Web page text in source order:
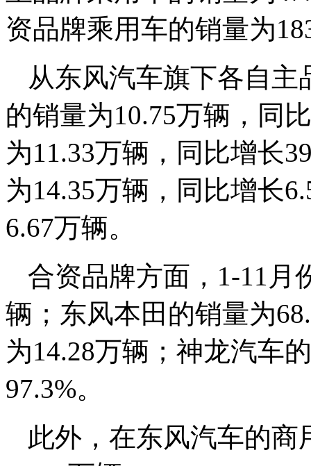
资品牌乘用车的销量为
从东风汽车旗下各自主
的销量为10.75万辆，同
为11.33万辆，同比增长
为14.35万辆，同比增长
6.67万辆。
合资品牌方面，1-11月
辆；东风本田的销量为
为14.28万辆；神龙汽车
97.3%。
此外，在东风汽车的商